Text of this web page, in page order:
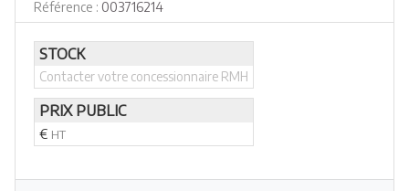
Référence : 003716214
STOCK
Contacter votre concessionnaire RMH
PRIX PUBLIC
€ HT